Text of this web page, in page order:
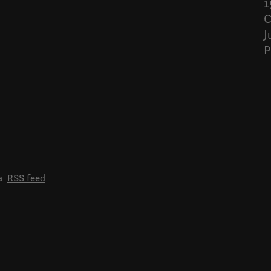
RSS feed